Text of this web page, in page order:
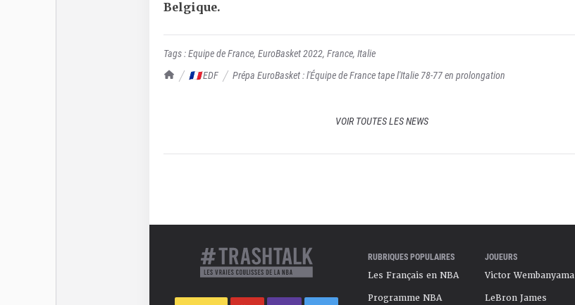
TrashTalk Actu NBA
🇫🇷 EDF Prépa EuroBasket : l'Équipe de France tape l'Italie 78-77 en prolongation
Belgique.
Tags :Equipe de France, EuroBasket 2022, France, Italie
VOIR TOUTES LES NEWS
RUBRIQUES POPULAIRES
Les Français en NBA
Programme NBA
JOUEURS
Victor Wembanyama
LeBron James